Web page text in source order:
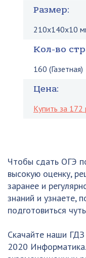
Размер:
210x140x10
Кол-во
160 (Газетная)
Цена:
Купить за 172
Чтобы сдать ОГЭ
высокую оценку,
заранее и
знаний и узнаете,
подготовиться
Скачайте наши
2020